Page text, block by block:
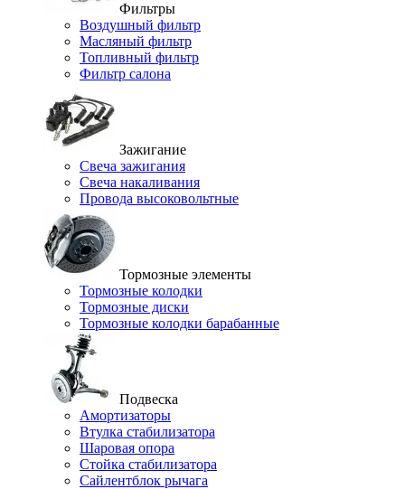
Фильтры
Воздушный фильтр
Масляный фильтр
Топливный фильтр
Фильтр салона
Зажигание
Свеча зажигания
Свеча накаливания
Провода высоковольтные
Тормозные элементы
Тормозные колодки
Тормозные диски
Тормозные колодки барабанные
Подвеска
Амортизаторы
Втулка стабилизатора
Шаровая опора
Стойка стабилизатора
Сайлентблок рычага